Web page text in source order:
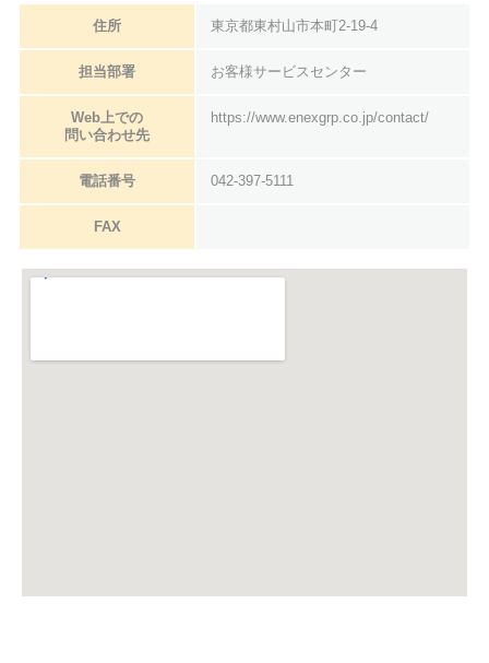
住所 東京都東村山市本町2-19-4
担当部署 お客様サービスセンター
Web上での
問い合わせ先
https://www.enexgrp.co.jp/contact/
電話番号 042-397-5111
FAX